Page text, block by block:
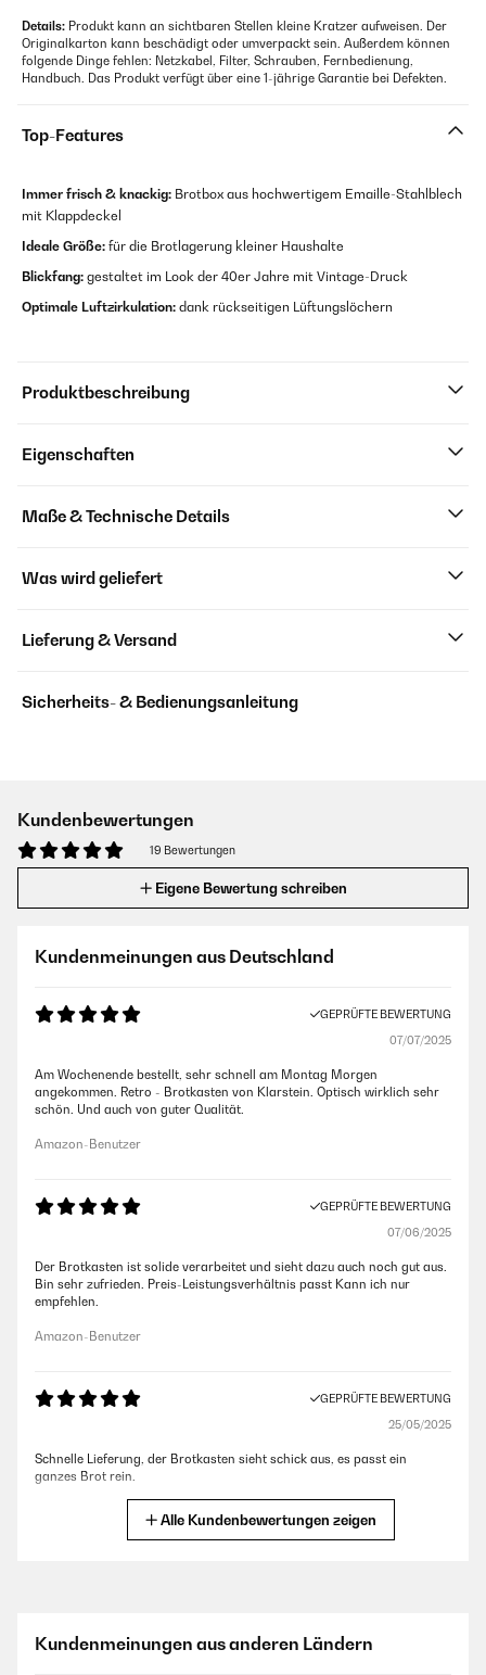
Details: Produkt kann an sichtbaren Stellen kleine Kratzer aufweisen. Der
Originalkarton kann beschädigt oder umverpackt sein. Außerdem können
folgende Dinge fehlen: Netzkabel, Filter, Schrauben, Fernbedienung,
Handbuch. Das Produkt verfügt über eine 1-jährige Garantie bei Defekten.
Top-Features
Immer frisch & knackig: Brotbox aus hochwertigem Emaille-Stahlblech
mit Klappdeckel
Ideale Größe: für die Brotlagerung kleiner Haushalte
Blickfang: gestaltet im Look der 40er Jahre mit Vintage-Druck
Optimale Luftzirkulation: dank rückseitigen Lüftungslöchern
Produktbeschreibung
Eigenschaften
Maße & Technische Details
Was wird geliefert
Lieferung & Versand
Sicherheits- & Bedienungsanleitung
Kundenbewertungen
19 Bewertungen
Eigene Bewertung schreiben
Kundenmeinungen aus Deutschland
GEPRÜFTE BEWERTUNG
07/07/2025
Am Wochenende bestellt, sehr schnell am Montag Morgen
angekommen. Retro - Brotkasten von Klarstein. Optisch wirklich sehr
schön. Und auch von guter Qualität.
Amazon-Benutzer
GEPRÜFTE BEWERTUNG
07/06/2025
Der Brotkasten ist solide verarbeitet und sieht dazu auch noch gut aus.
Bin sehr zufrieden. Preis-Leistungsverhältnis passt Kann ich nur
empfehlen.
Amazon-Benutzer
GEPRÜFTE BEWERTUNG
25/05/2025
Schnelle Lieferung, der Brotkasten sieht schick aus, es passt ein
ganzes Brot rein.
Bis jetzt sehr zufrieden!! Die Gestaltung der Brotbox ist Toll, macht eine
sehr soliden Eindruck, schnelle Lieferung.
Alle Kundenbewertungen zeigen
Kundenmeinungen aus anderen Ländern